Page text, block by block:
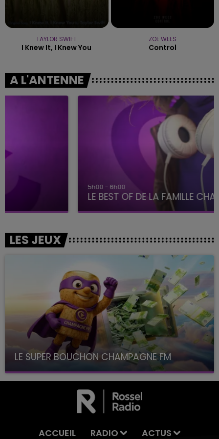
TAYLOR SWIFT
I Knew It, I Knew You
ZOE WEES
Control
A L'ANTENNE
LE BEST OF DE LA FAMILLE CHAMPAGNE FM
LES JEUX
LE SUPER BOUCHON CHAMPAGNE FM
avec La Famille Champagne FM, à 8H10
ACCUEIL RADIO ACTUS